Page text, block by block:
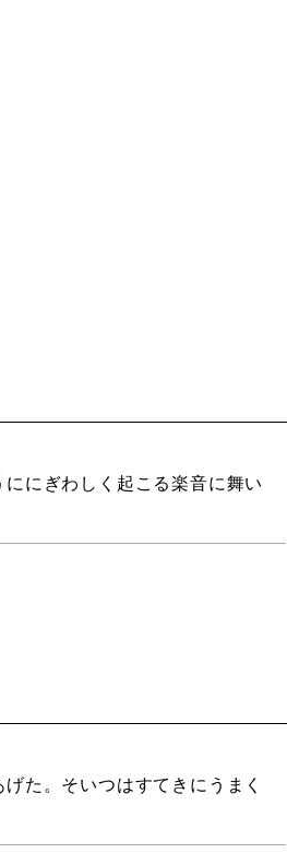
にぎわしく起こる楽音に舞い
げた。そいつはすてきにうまく